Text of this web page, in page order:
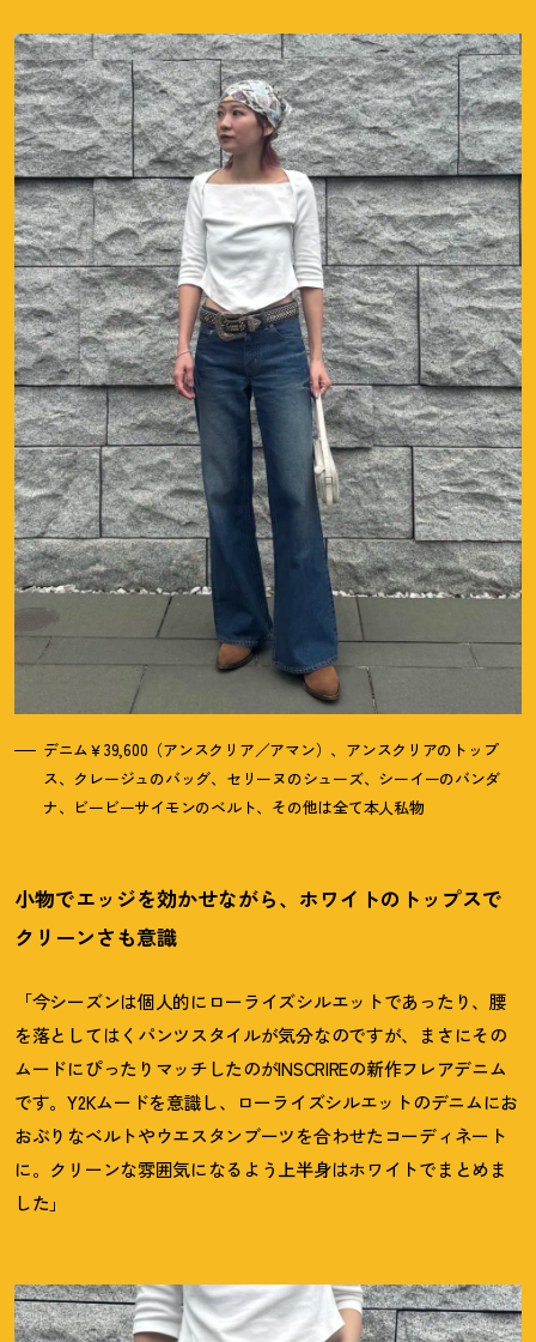
デニム￥39,600（アンスクリア／アマン）、アンスクリアのトップ
ス、クレージュのバッグ、セリーヌのシューズ、シーイーのバンダ
ナ、ビービーサイモンのベルト、その他は全て本人私物
小物でエッジを効かせながら、ホワイトのトップスで
クリーンさも意識
「今シーズンは個人的にローライズシルエットであったり、腰
を落としてはくパンツスタイルが気分なのですが、まさにその
ムードにぴったりマッチしたのがINSCRIREの新作フレアデニム
です。Y2Kムードを意識し、ローライズシルエットのデニムにお
おぶりなベルトやウエスタンブーツを合わせたコーディネート
に。クリーンな雰囲気になるよう上半身はホワイトでまとめま
した 」